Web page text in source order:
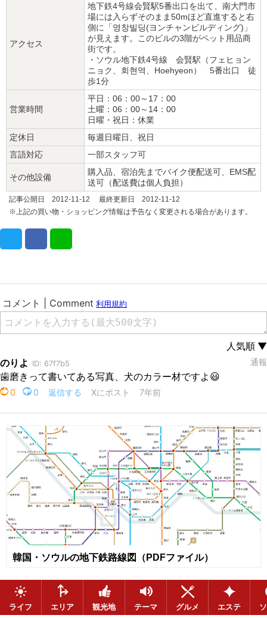
アクセス
地下鉄4号線会賢駅5番出口を出て、南大門市
場には入らずそのまま50mほど直進すると右
側に「영창빌딩(ヨンチャンビルディング)」
が見えます。このビルの3階がペット用品商
街です。
・ソウル地下鉄4号線 会賢駅（フェヒョン
ニョク、회현역、Hoehyeon） 5番出口 徒
歩1分
営業時間
平日：06：00～17：00
土曜：06：00～14：00
日曜・祝日：休業
定休日
毎週日曜日、祝日
言語対応
一部スタッフ可
その他設備
購入品、宿泊先までバイク便配送可、EMS配
送可（配送費は個人負担）
記事公開日 2012-11-12 最終更新日 2012-11-12
※上記の買い物・ショッピング情報は予告なく変更される場合があります。
韓国・ソウルの地下鉄路線図（PDFファイル）
ライフ エリア 観光地 テーマ グルメ エステ